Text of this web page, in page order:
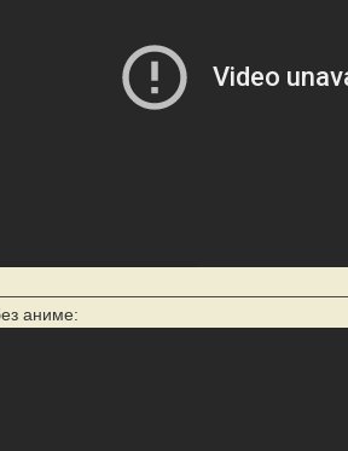
аниме: